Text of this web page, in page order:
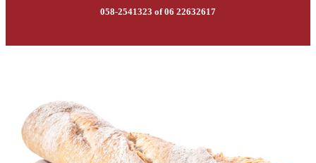
058-2541323 of 06 22632617